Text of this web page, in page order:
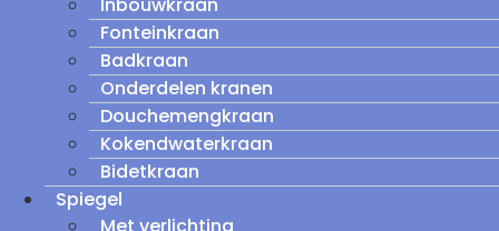
Fonteinkraan
Badkraan
Onderdelen kranen
Douchemengkraan
Kokendwaterkraan
Bidetkraan
Spiegel
Met verlichting